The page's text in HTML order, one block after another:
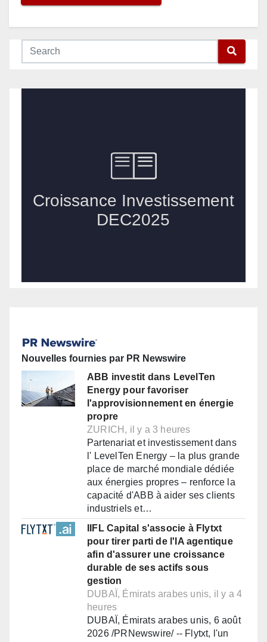
Nouvelles fournies par PR Newswire
ABB investit dans LevelTen
Energy pour favoriser
l'approvisionnement en énergie
propre
ZURICH, il y a 3 heures
Partenariat et investissement dans
l' LevelTen Energy – la plus grande
place de marché mondiale dédiée
aux énergies propres – renforce la
capacité d'ABB à aider ses clients
industriels et…
IIFL Capital s'associe à Flytxt
pour tirer parti de l'IA agentique
afin d'assurer une croissance
durable de ses actifs sous
gestion
DUBAÏ, Émirats arabes unis, il y a 4
heures
DUBAÏ, Émirats arabes unis, 6 août
2026 /PRNewswire/ -- Flytxt, l'un